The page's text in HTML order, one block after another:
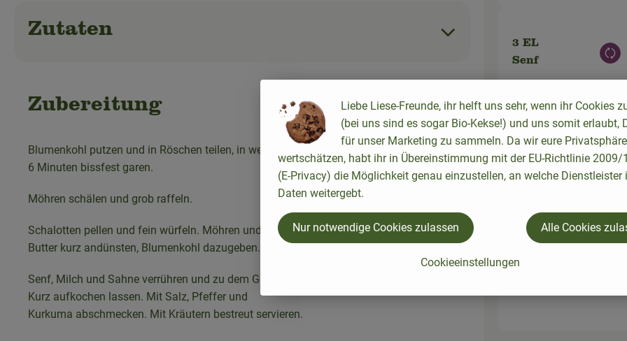
Zutaten
Zubereitung
Blumenkohl putzen und in Röschen teilen, in wenig
6 Minuten bissfest garen.
Möhren schälen und grob raffeln.
Schalotten pellen und fein würfeln. Möhren und Schalotten in
Butter kurz andünsten, Blumenkohl dazugeben.
Senf, Milch und Sahne verrühren und zu dem Gemüse geben.
Kurz aufkochen lassen. Mit Salz, Pfeffer und
Kurkuma abschmecken. Mit Kräutern bestreut servieren.
3 EL
Senf
200 ml
Milch
200 ml
Liebe Liese-Freunde, ihr helft uns sehr, wenn ihr Cookies
(bei uns sind es sogar Bio-Kekse!) und uns somit erlaubt,
für unser Marketing zu sammeln. Da wir eure
wertschätzen, habt ihr in Übereinstimmung mit der EU-Richtlinie 2009/
(E-Privacy) die Möglichkeit genau einzustellen, an welche Dienstleister
Daten weitergebt.
Cookieeinstellungen
Nur notwendige Cookies zulassen Alle Cookies